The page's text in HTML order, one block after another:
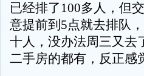
已经排了100多人，但
意提前到5点就去排队
十人，没办法周三又去
二手房的都有，反正感